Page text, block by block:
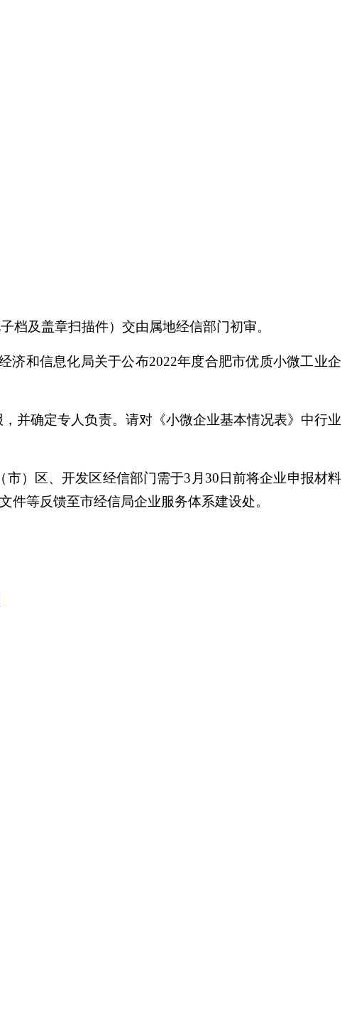
档及盖章扫描件）交由属地经信部门初审。
济和信息化局关于公布2022年度合肥市优质小微工业企
并确定专人负责。请对《小微企业基本情况表》中行业
）区、开发区经信部门需于3月30日前将企业申报材料
件等反馈至市经信局企业服务体系建设处。